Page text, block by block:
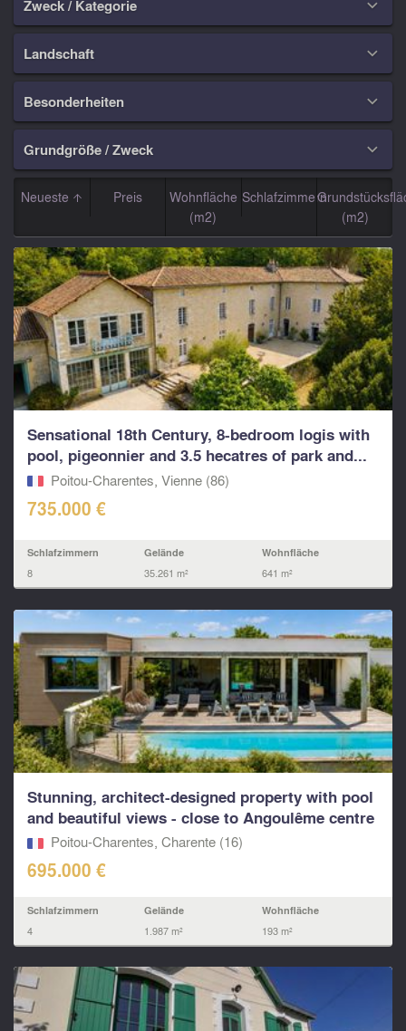
Zweck / Kategorie 
Landschaft 
Besonderheiten 
Grundgröße / Zweck 
Neueste Preis
Wohnfläche
(m2)
Schlafzimmern
(m2)
Sensational 18th Century, 8-bedroom logis with
pool, pigeonnier and 3.5 hecatres of park and...
Poitou-Charentes, Vienne (86)
735.000 €
Schlafzimmern
8
Gelände
35.261 m²
Wohnfläche
641 m²
Stunning, architect-designed property with pool
and beautiful views - close to Angoulême centre
Poitou-Charentes, Charente (16)
695.000 €
Schlafzimmern
4
Gelände
1.987 m²
Wohnfläche
193 m²